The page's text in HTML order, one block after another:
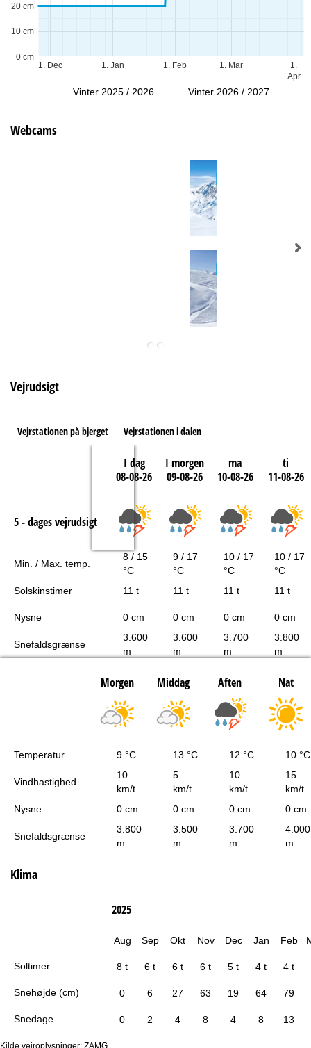
1. Dec 1. Jan 1. Feb 1. Mar
1.
Apr
0 cm
10 cm
20 cm
Vinter 2025 / 2026 Vinter 2026 / 2027
Webcams
Vejrudsigt
Vejrstationen på bjerget Vejrstationen i dalen
I dag
08-08-26
I morgen
09-08-26
ma
10-08-26
ti
11-08-26
5 - dages vejrudsigt
Min. / Max. temp.
8 / 15
°C
9 / 17
°C
10 / 17
°C
10 / 17
°C
Solskinstimer
11 t 11 t 11 t 11 t
Nysne 0 cm 0 cm 0 cm 0 cm
Snefaldsgrænse
3.600
m
3.600
m
3.700
m
3.800
m
Morgen Middag Aften Nat
Temperatur 9 °C 13 °C 12 °C 10 °C
Vindhastighed
10
km/t
5
km/t
10
km/t
15
km/t
Nysne
0 cm 0 cm 0 cm 0 cm
Snefaldsgrænse
3.800
m
3.500
m
3.700
m
4.000
m
Klima
Soltimer
Snehøjde (cm)
Snedage
2025
Aug Sep Okt Nov Dec Jan Feb
8 t 6 t 6 t 6 t 5 t 4 t 4 t
0 6 27 63 19 64 79
0 2 4 8 4 8 13
Kilde vejroplysninger: ZAMG